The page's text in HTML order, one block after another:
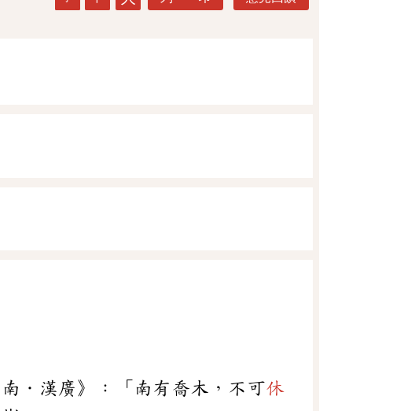
．漢廣》：「南有喬木，不可休